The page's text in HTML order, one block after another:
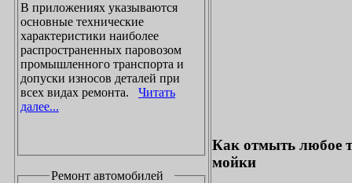
В приложениях указываются
основные технические
характеристики наиболее
распространенных паровозом
промышленного транспорта и
допуски износов деталей при
всех видах ремонта. Читать
далее...
Ремонт автомобилей
Как отмыть любое
мойки